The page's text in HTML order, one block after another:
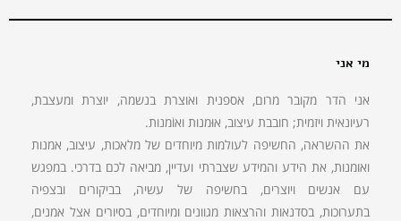
מי אני
אני הדר מקובר מרום, אספנית ואוצרת בנשמה, יוצרת ומעצבת,
רעיונאית ויזמית; חובבת עיצוב, אוּמנות ואוֹמנות.
את ההשראה, החשיפה לעולמות מיוחדים של מלאכות, עיצוב, אמנות
ואומנות, את הידע והמידע שצברתי ועדיין, מביאה לכם בדרכי. במפגש
עם אנשים ויוצרים, בחשיפה של עשיה, בביקורים ובצפיה
בתערוכות, בסדנאות והרצאות מגוונים ומיוחדים, בסיורים אצל אמנים,